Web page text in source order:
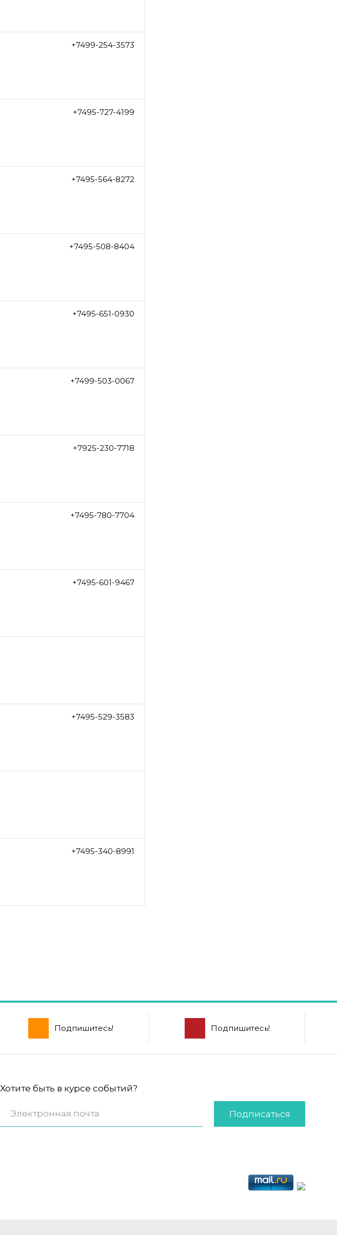
+7499-254-3573
+7495-727-4199
+7495-564-8272
+7495-508-8404
+7495-651-0930
+7499-503-0067
+7925-230-7718
+7495-780-7704
+7495-601-9467
+7495-529-3583
+7495-340-8991
Подпишитесь! Подпишитесь!
Хотите быть в курсе событий?
Подписаться